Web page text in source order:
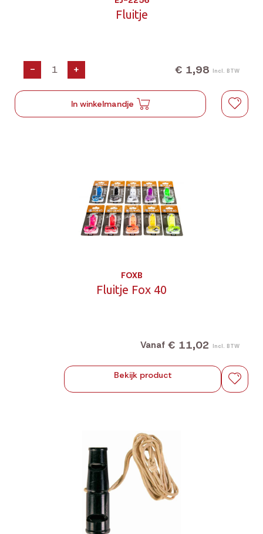
Fluitje
- + € 1,98 Incl. BTW
In winkelmandje
FOXB
Fluitje Fox 40
Vanaf € 11,02 Incl. BTW
Bekijk product